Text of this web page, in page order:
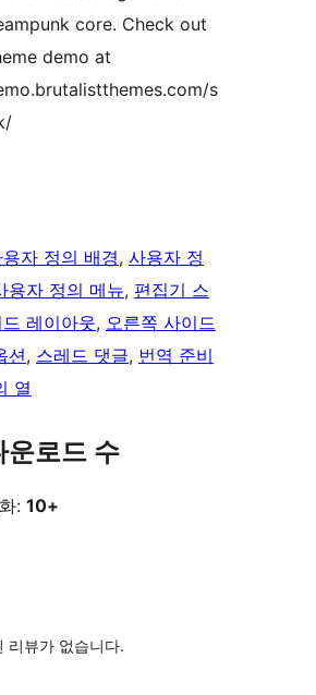
core. Check out
demo at
s
자 정의 배경, 사용자 정
용자 정의 메뉴, 편집기 스
레이아웃, 오른쪽 사이드
션, 스레드 댓글, 번역 준비
열
운로드 수
: 10+
리뷰가 없습니다.